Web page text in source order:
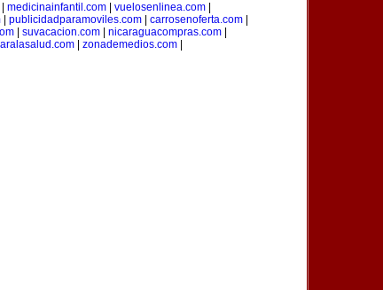
medicinainfantil.com vuelosenlinea.com
publicidadparamoviles.com carrosenoferta.com
| suvacacion.com| nicaraguacompras.com|
| zonademedios.com|